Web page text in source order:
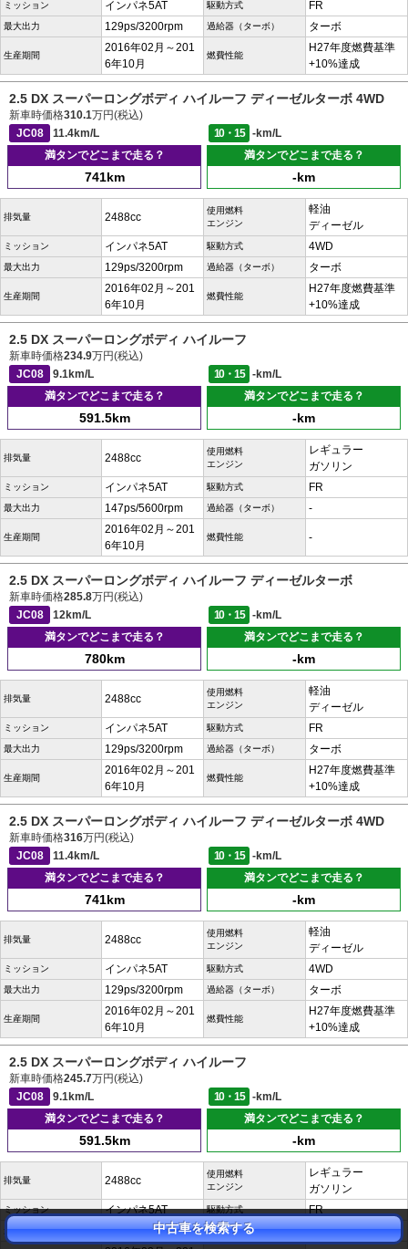
ミッション インパネ5AT 駆動方式 FR
最大出力 129ps/3200rpm 過給器（ターボ） ターボ
生産期間
2016年02月～201
6年10月
燃費性能
H27年度燃費基準
+10%達成
2.5 DX スーパーロングボディ ハイルーフ ディーゼルターボ 4WD
新車時価格310.1万円(税込)
JC08
11.4km/L 10・15
-km/L
満タンでどこまで走る？
741km
満タンでどこまで走る？
-km
排気量 2488cc
使用燃料
エンジン
軽油
ディーゼル
ミッション インパネ5AT 駆動方式 4WD
最大出力 129ps/3200rpm 過給器（ターボ） ターボ
生産期間
2016年02月～201
6年10月
燃費性能
H27年度燃費基準
+10%達成
2.5 DX スーパーロングボディ ハイルーフ
新車時価格234.9万円(税込)
JC08
9.1km/L 10・15
-km/L
満タンでどこまで走る？
591.5km
満タンでどこまで走る？
-km
排気量 2488cc
使用燃料
エンジン
レギュラー
ガソリン
ミッション インパネ5AT 駆動方式 FR
最大出力 147ps/5600rpm 過給器（ターボ） -
生産期間
2016年02月～201
6年10月
燃費性能 -
2.5 DX スーパーロングボディ ハイルーフ ディーゼルターボ
新車時価格285.8万円(税込)
JC08
12km/L 10・15
-km/L
満タンでどこまで走る？
780km
満タンでどこまで走る？
-km
排気量 2488cc
使用燃料
エンジン
軽油
ディーゼル
ミッション インパネ5AT 駆動方式 FR
最大出力 129ps/3200rpm 過給器（ターボ） ターボ
生産期間
2016年02月～201
6年10月
燃費性能
H27年度燃費基準
+10%達成
2.5 DX スーパーロングボディ ハイルーフ ディーゼルターボ 4WD
新車時価格316万円(税込)
JC08
11.4km/L 10・15
-km/L
満タンでどこまで走る？
741km
満タンでどこまで走る？
-km
排気量 2488cc
使用燃料
エンジン
軽油
ディーゼル
ミッション インパネ5AT 駆動方式 4WD
最大出力 129ps/3200rpm 過給器（ターボ） ターボ
生産期間
2016年02月～201
6年10月
燃費性能
H27年度燃費基準
+10%達成
2.5 DX スーパーロングボディ ハイルーフ
新車時価格245.7万円(税込)
JC08
9.1km/L 10・15
-km/L
満タンでどこまで走る？
591.5km
満タンでどこまで走る？
-km
排気量 2488cc
使用燃料
エンジン
レギュラー
ガソリン
ミッション インパネ5AT 駆動方式 FR
最大出力 147ps/5600rpm 過給器（ターボ）
-
中古車を検索する